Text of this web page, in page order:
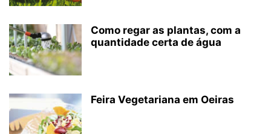
Como regar as plantas, com a
quantidade certa de água
Feira Vegetariana em Oeiras